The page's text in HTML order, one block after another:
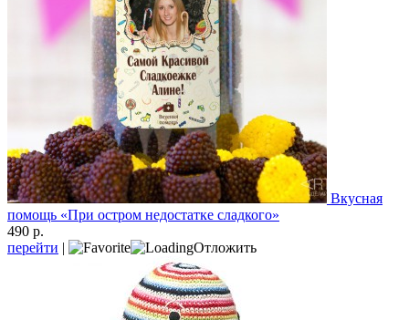
Вкусная
помощь «При остром недостатке сладкого»
490 р.
перейти | Отложить